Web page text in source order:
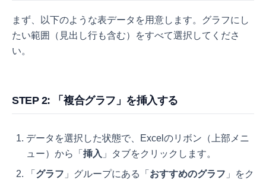
まず、以下のような表データを用意します。グラフにし
たい範囲（見出し行も含む）をすべて選択してくださ
い。
STEP 2: 「複合グラフ」を挿入する
データを選択した状態で、Excelのリボン（上部メニ
ュー）から「 挿入 」タブをクリックします。
「 グラフ 」グループにある「 おすすめのグラフ 」をク